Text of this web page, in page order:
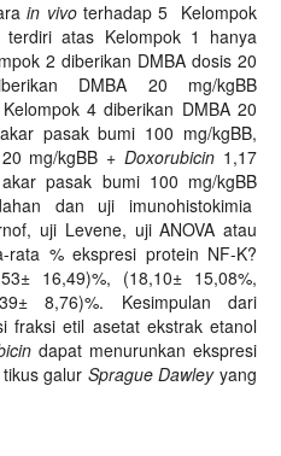
in vivoterhadap 5 Kelompok
atas Kelompok 1 hanya
2 diberikan DMBA dosis 20
DMBA 20 mg/kgBB
4 diberikan DMBA 20
pasak bumi 100 mg/kgBB,
20 mg/kgBB +Doxorubicin 1,17
pasak bumi 100 mg/kgBB
dan uji imunohistokimia
uji Levene, uji ANOVA atau
rata % ekspresi protein NF-K?
16,49)%, (18,10± 15,08%,
8,76)%. Kesimpulan dari
fraksi etil asetat ekstrak etanol
dapat menurunkan ekspresi
galur Sprague Dawleyyang